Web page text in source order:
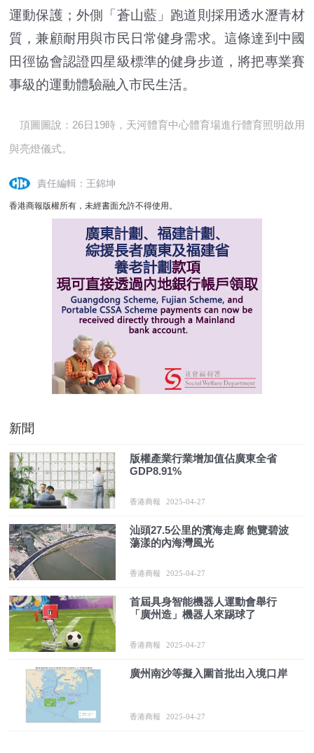
運動保護；外側「蒼山藍」跑道則採用透水瀝青材
質，兼顧耐用與市民日常健身需求。這條達到中國
田徑協會認證四星級標準的健身步道，將把專業賽
事級的運動體驗融入市民生活。
頂圖圖說：26日19時，天河體育中心體育場進行體育照明啟用
與亮燈儀式。
責任編輯：王錦坤
香港商報版權所有，未經書面允許不得使用。
新聞
版權產業行業增加值佔廣東全省
GDP8.91%
香港商報 2025-04-27
汕頭27.5公里的濱海走廊 飽覽碧波
蕩漾的內海灣風光
香港商報 2025-04-27
首屆具身智能機器人運動會舉行
「廣州造」機器人來踢球了
香港商報 2025-04-27
廣州南沙等擬入圍首批出入境口岸
香港商報 2025-04-27